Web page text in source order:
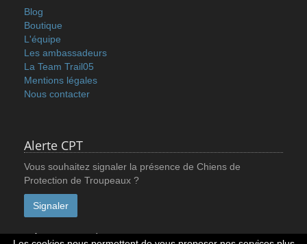
Blog
Boutique
L'équipe
Les ambassadeurs
La Team Trail05
Mentions légales
Nous contacter
Alerte CPT
Vous souhaitez signaler la présence de Chiens de
Protection de Troupeaux ?
Signaler
Réseaux sociaux